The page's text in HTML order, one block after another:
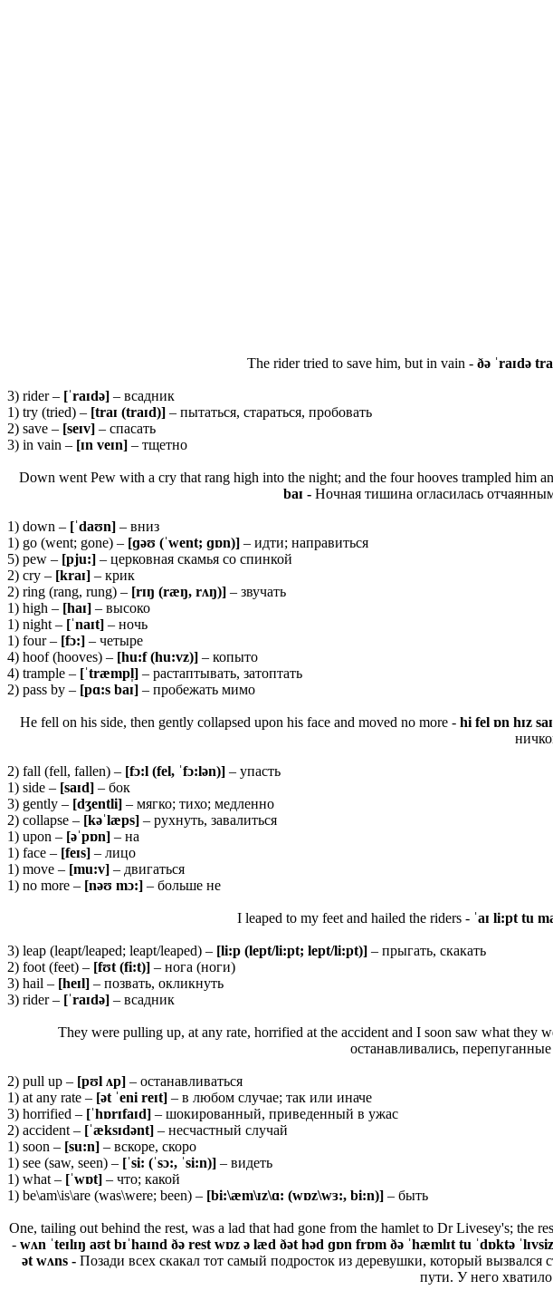
The rider tried to save him, but in vain - ðə ˈraɪdə
3) rider – [ˈraɪdə] – всадник
1) try (tried) – [traɪ (traɪd)] – пытаться, стараться, пробовать
2) save – [seɪv] – спасать
3) in vain – [ɪn veɪn] – тщетно
Down went Pew with a cry that rang high into the night; and the four hooves trampled him
baɪ - Ночная тишина огласилась
1) down – [ˈdaʊn] – вниз
1) go (went; gone) – [ɡəʊ (ˈwent; ɡɒn)] – идти; направиться
5) pew – [pju:] – церковная скамья со спинкой
2) cry – [kraɪ] – крик
2) ring (rang, rung) – [rɪŋ (ræŋ, rʌŋ)] – звучать
1) high – [haɪ] – высоко
1) night – [ˈnaɪt] – ночь
1) four – [fɔ:] – четыре
4) hoof (hooves) – [hu:f (hu:vz)] – копыто
4) trample – [ˈtræmpl̩] – растаптывать, затоптать
2) pass by – [pɑ:s baɪ] – пробежать мимо
He fell on his side, then gently collapsed upon his face and moved no more - hi fel ɒn hɪz
2) fall (fell, fallen) – [fɔ:l (fel, ˈfɔ:lən)] – упасть
1) side – [saɪd] – бок
3) gently – [dʒentli] – мягко; тихо; медленно
2) collapse – [kəˈlæps] – рухнуть, завалиться
1) upon – [əˈpɒn] – на
1) face – [feɪs] – лицо
1) move – [mu:v] – двигаться
1) no more – [nəʊ mɔ:] – больше не
I leaped to my feet and hailed the riders - ˈaɪ li:pt tu
3) leap (leapt/leaped; leapt/leaped) – [li:p (lept/li:pt; lept/li:pt)] – прыгать, скакать
2) foot (feet) – [fʊt (fi:t)] – нога (ноги)
3) hail – [heɪl] – позвать, окликнуть
3) rider – [ˈraɪdə] – всадник
They were pulling up, at any rate, horrified at the accident and I soon saw what they
останавливались,
2) pull up – [pʊl ʌp] – останавливаться
1) at any rate – [ət ˈeni reɪt] – в любом случае; так или иначе
3) horrified – [ˈhɒrɪfaɪd] – шокированный, приведенный в ужас
2) accident – [ˈæksɪdənt] – несчастный случай
1) soon – [su:n] – вскоре, скоро
1) see (saw, seen) – [ˈsi: (ˈsɔ:, ˈsi:n)] – видеть
1) what – [ˈwɒt] – что; какой
1) be\am\is\are (was\were; been) – [bi:\æm\ɪz\ɑ: (wɒz\wɜ:, bi:n)] – быть
One, tailing out behind the rest, was a lad that had gone from the hamlet to Dr Livesey's; the
- wʌn ˈteɪlɪŋ aʊt bɪˈhaɪnd ðə rest wɒz ə læd ðət həd ɡɒn frɒm ðə ˈhæmlɪt tu ˈdɒktə
ət wʌns - Позади всех скакал тот самый подросток из деревушки, который
пути. У него